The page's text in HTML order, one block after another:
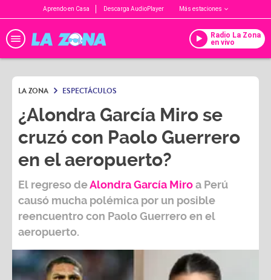
Aprendo en Casa Descarga AudioPlayer Más estaciones
Radio La Zona
en vivo
LA ZONA ESPECTÁCULOS
¿Alondra García Miro se
cruzó con Paolo Guerrero
en el aeropuerto?
El regreso deAlondra García Miroa Perú
causó mucha polémica por un posible
reencuentro con Paolo Guerreroen el
aeropuerto.